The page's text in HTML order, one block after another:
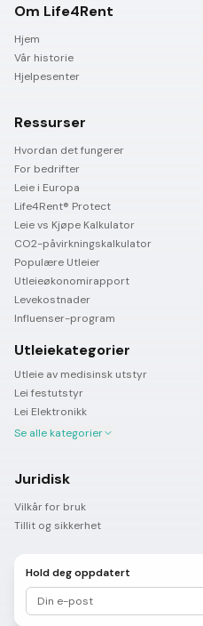
Om Life4Rent
Hjem
Vår historie
Hjelpesenter
Ressurser
Hvordan det fungerer
For bedrifter
Leie i Europa
Life4Rent® Protect
Leie vs Kjøpe Kalkulator
CO2-påvirkningskalkulator
Populære Utleier
Utleieøkonomirapport
Levekostnader
Influenser-program
Utleiekategorier
Utleie av medisinsk utstyr
Lei festutstyr
Lei Elektronikk
Se alle kategorier
Juridisk
Vilkår for bruk
Tillit og sikkerhet
Hold deg oppdatert